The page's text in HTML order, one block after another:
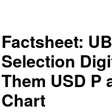
Factsheet:
Selection
Them USD P
Chart